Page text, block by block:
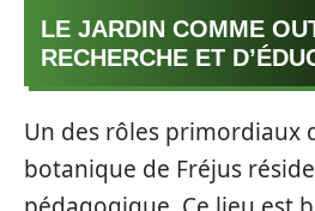
LE JARDIN COMME
RECHERCHE ET
Un des rôles primordiaux
botanique de Fréjus